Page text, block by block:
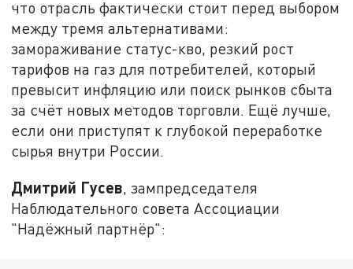
что отрасль фактически стоит перед выбором
между тремя альтернативами:
замораживание статус-кво, резкий рост
тарифов на газ для потребителей, который
превысит инфляцию или поиск рынков сбыта
за счёт новых методов торговли. Ещё лучше,
если они приступят к глубокой переработке
сырья внутри России.
Дмитрий Гусев, зампредседателя
Наблюдательного совета Ассоциации
"Надёжный партнёр":